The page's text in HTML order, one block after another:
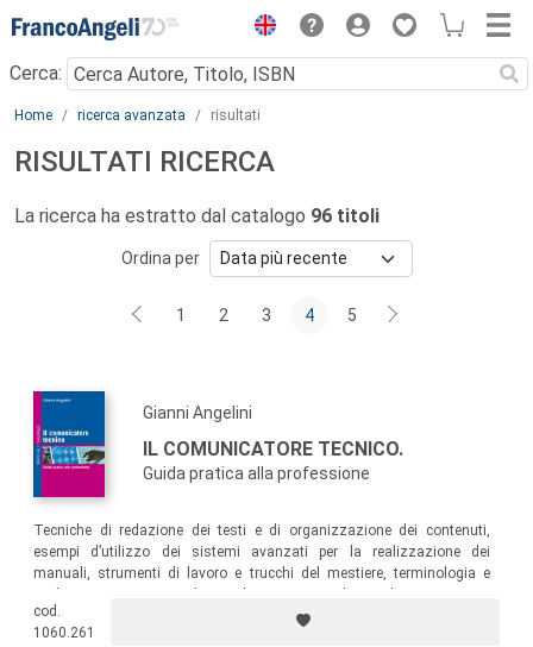
Menu
Cerca:
Main content
Home ricerca avanzata risultati
RISULTATI RICERCA
La ricerca ha estratto dal catalogo 96 titoli
Ordina per
1 2 3 4 5
Gianni Angelini
IL COMUNICATORE TECNICO.
Guida pratica alla professione
Tecniche di redazione dei testi e di organizzazione dei contenuti,
esempi d’utilizzo dei sistemi avanzati per la realizzazione dei
manuali, strumenti di lavoro e trucchi del mestiere, terminologia e
funziona la professione del
technical writer
professionista sulle nuove tecniche che si stanno affermando.
cod.
1060.261